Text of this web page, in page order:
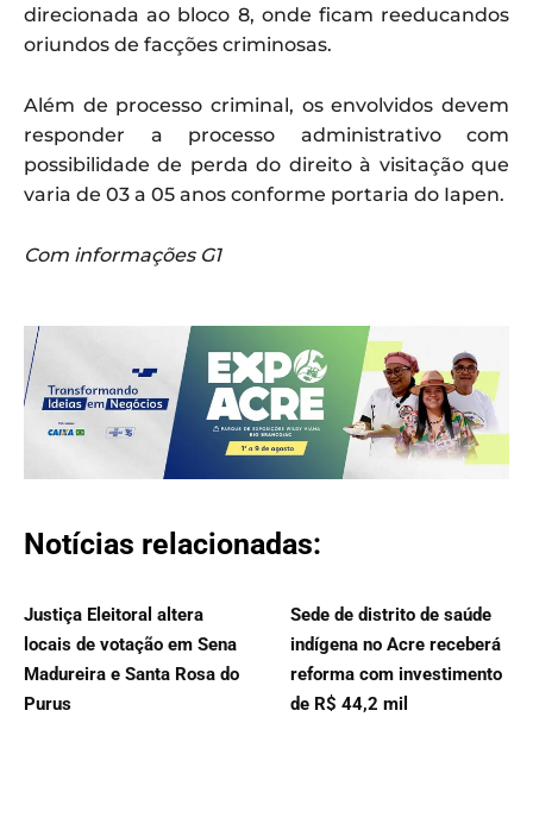
direcionada ao bloco 8, onde ficam reeducandos
oriundos de facções criminosas.
Além de processo criminal, os envolvidos devem
responder a processo administrativo com
possibilidade de perda do direito à visitação que
varia de 03 a 05 anos conforme portaria do Iapen.
Com informações G1
Notícias relacionadas:
Justiça Eleitoral altera
locais de votação em Sena
Madureira e Santa Rosa do
Purus
Sede de distrito de saúde
indígena no Acre receberá
reforma com investimento
de R$ 44,2 mil